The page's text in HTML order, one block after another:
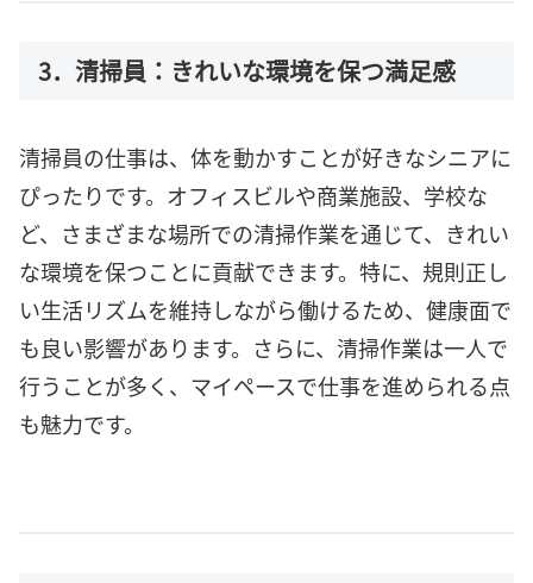
3．清掃員：きれいな環境を保つ満足感
清掃員の仕事は、体を動かすことが好きなシニアに
ぴったりです。オフィスビルや商業施設、学校な
ど、さまざまな場所での清掃作業を通じて、きれい
な環境を保つことに貢献できます。特に、規則正し
い生活リズムを維持しながら働けるため、健康面で
も良い影響があります。さらに、清掃作業は一人で
行うことが多く、マイペースで仕事を進められる点
も魅力です。